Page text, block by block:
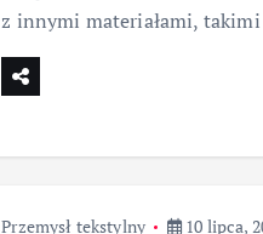
z innymi materiałami,
Przemysł tekstylny 10 lipca,